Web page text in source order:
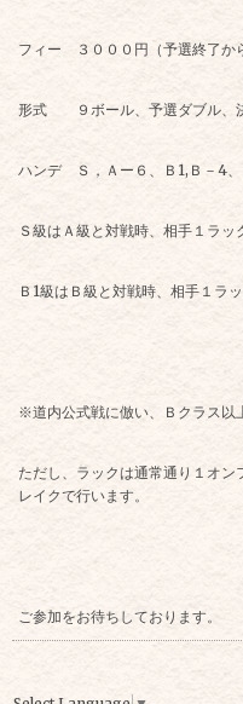
フィー ３０００円（予選終了か
形式 ９ボール、予選ダブル、
ハンデ Ｓ，Ａー６、Ｂ1,Ｂ－4、
Ｓ級はＡ級と対戦時、相手１ラッ
Ｂ1級はＢ級と対戦時、相手１ラ
※道内公式戦に倣い、Ｂクラス以
ただし、ラックは通常通り１オ
レイクで行います。
ご参加をお待ちしております。